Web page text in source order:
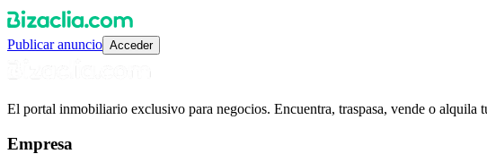
Publicar anuncio Acceder
El portal inmobiliario exclusivo para negocios. Encuentra, traspasa, vende o alquila
Empresa